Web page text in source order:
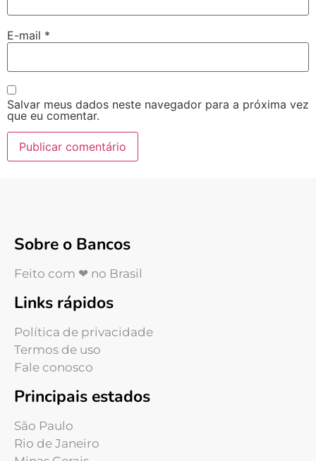
E-mail *
Salvar meus dados neste navegador para a próxima vez
que eu comentar.
Sobre o Bancos
Feito com ❤ no Brasil
Links rápidos
Política de privacidade
Termos de uso
Fale conosco
Principais estados
São Paulo
Rio de Janeiro